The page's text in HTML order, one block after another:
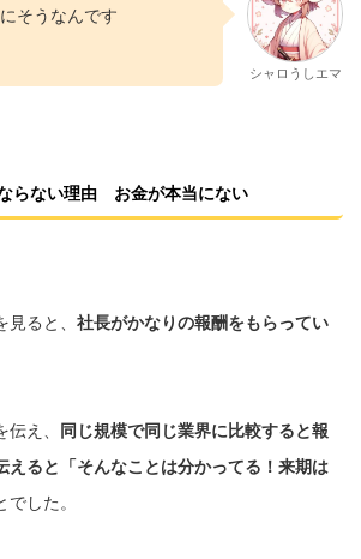
そうなんです
シャロうしエマ
らない理由 お金が本当にない
ると、 社長がかなりの報酬をもらってい
え、 同じ規模で同じ業界に比較すると報
えると「そんなことは分かってる！来期は
した。